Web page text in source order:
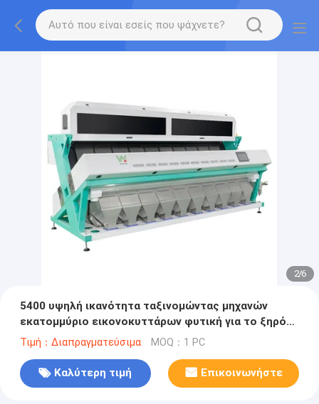
2/6
5400 υψηλή ικανότητα ταξινομώντας μηχανών
εκατομμύριο εικονοκυττάρων φυτική για το ξηρό
κρεμμύδι
Τιμή：Διαπραγματεύσιμα MOQ：1 PC
Καλύτερη τιμή Επικοινωνήστε